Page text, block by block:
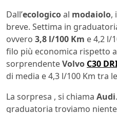
Dall’ecologicoal modaiolo,
breve. Settima in
ovvero 3,8 l/100 Km e 4,2 l/
filo più economica rispetto
sorprendenteVolvo C30
di media e 4,3 l/100 Km tra
La sorpresa , si chiama Audi
graduatoria troviamo